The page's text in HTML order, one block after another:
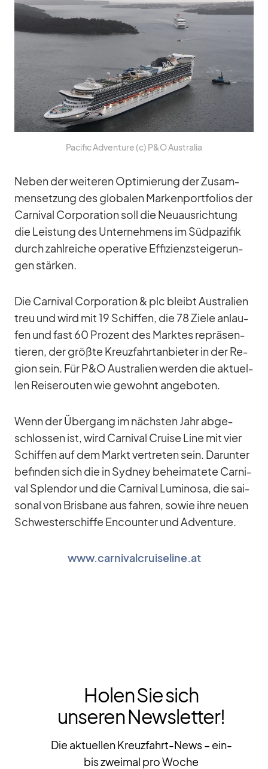
Pa­ci­fic Ad­ven­ture (c) P&O Aus­tra­lia
Ne­ben der wei­te­ren Op­ti­mie­rung der Zu­sam­
men­set­zung des glo­ba­len Mar­ken­port­fo­lios der
Car­ni­val Cor­po­ra­tion soll die Neu­aus­rich­tung
die Leis­tung des Un­ter­neh­mens im Süd­pa­zi­fik
durch zahl­rei­che ope­ra­tive Ef­fi­zi­enz­stei­ge­run­
gen stär­ken.
Die Car­ni­val Cor­po­ra­tion & plc bleibt Aus­tra­lien
treu und wird mit 19 Schif­fen, die 78 Ziele an­lau­
fen und fast 60 Pro­zent des Mark­tes re­prä­sen­
tie­ren, der größte Kreuz­fahrt­an­bie­ter in der Re­
gion sein. Für P&O Aus­tra­lien wer­den die ak­tu­el­
len Rei­se­rou­ten wie ge­wohnt an­ge­bo­ten.
Wenn der Über­gang im nächs­ten Jahr ab­ge­
schlos­sen ist, wird Car­ni­val Cruise Line mit vier
Schif­fen auf dem Markt ver­tre­ten sein. Dar­un­ter
be­fin­den sich die in Syd­ney be­hei­ma­tete Car­ni­
val Sple­ndor und die Car­ni­val Lu­mi­nosa, die sai­
so­nal von Bris­bane aus fah­ren, so­wie ihre neuen
Schwes­ter­schiffe En­coun­ter und Ad­ven­ture.
www.carnivalcruiseline.at
Holen Sie sich
unseren Newsletter!
Die aktuellen Kreuzfahrt-News – ein-
bis zweimal pro Woche